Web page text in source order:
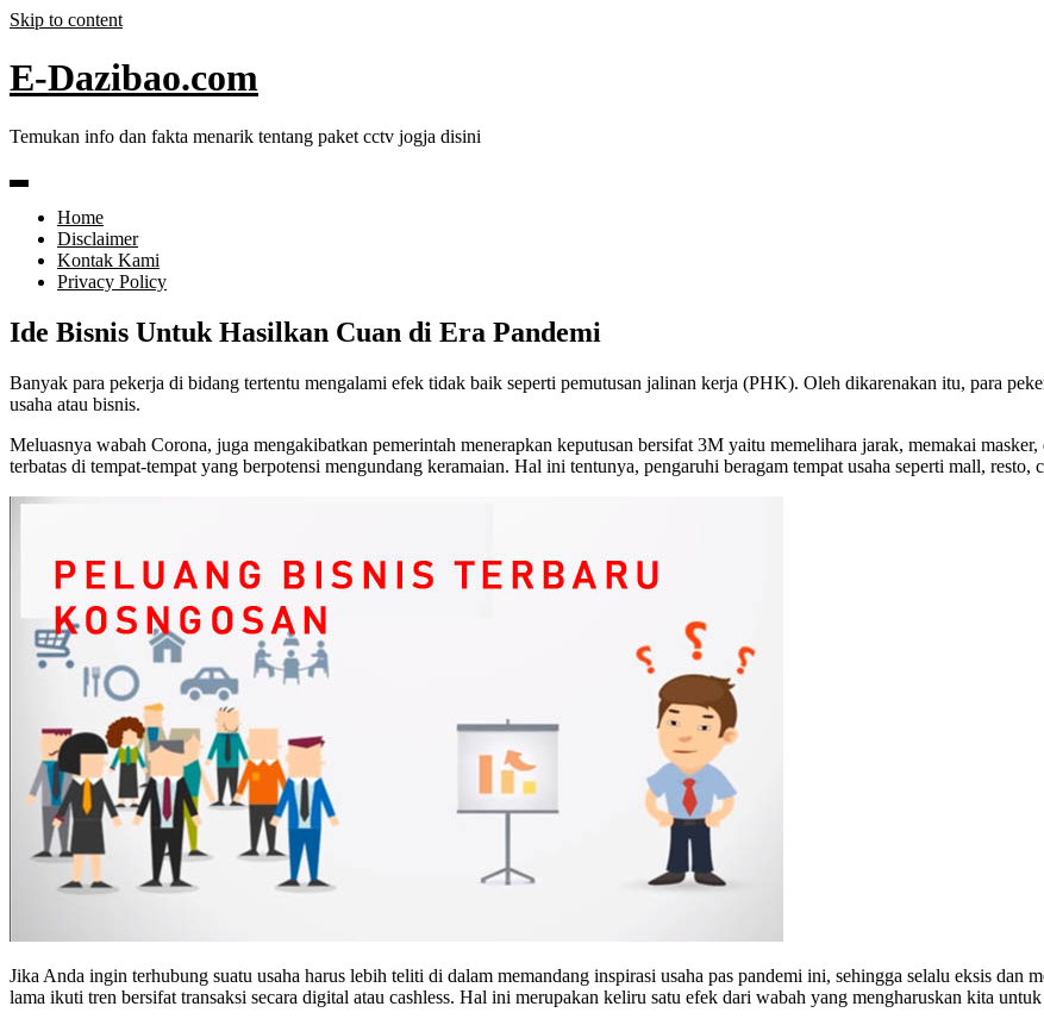
Skip to content
E-Dazibao.com
Temukan info dan fakta menarik tentang paket cctv jogja disini
Home
Disclaimer
Kontak Kami
Privacy Policy
Ide Bisnis Untuk Hasilkan Cuan di Era Pandemi
Banyak para pekerja di bidang tertentu mengalami efek tidak baik seperti pemutusan jalinan kerja (PHK). Oleh dikarenakan itu, para
usaha atau bisnis.
Meluasnya wabah Corona, juga mengakibatkan pemerintah menerapkan keputusan bersifat 3M yaitu memelihara jarak, memakai
terbatas di tempat-tempat yang berpotensi mengundang keramaian. Hal ini tentunya, pengaruhi beragam tempat usaha seperti mall, resto,
Jika Anda ingin terhubung suatu usaha harus lebih teliti di dalam memandang inspirasi usaha pas pandemi ini, sehingga selalu eksis
lama ikuti tren bersifat transaksi secara digital atau cashless. Hal ini merupakan keliru satu efek dari wabah yang mengharuskan kita